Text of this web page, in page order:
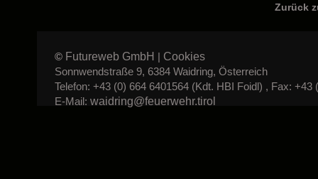
Zurück
© Futureweb GmbH | Cookies
Sonnwendstraße 9, 6384 Waidring, Österreich
Telefon: +43 (0) 664 6401564 (Kdt. HBI Foidl) , Fax: +43
E-Mail: waidring@feuerwehr.tirol